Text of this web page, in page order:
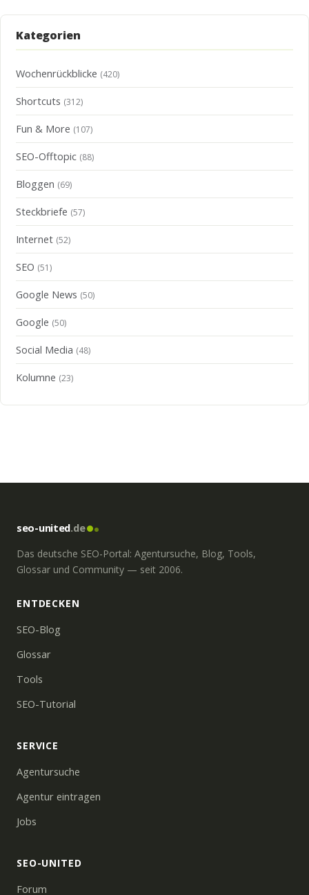
Kategorien
Wochenrückblicke (420)
Shortcuts (312)
Fun & More (107)
SEO-Offtopic (88)
Bloggen (69)
Steckbriefe (57)
Internet (52)
SEO (51)
Google News (50)
Google (50)
Social Media (48)
Kolumne (23)
seo-united.de
Das deutsche SEO-Portal: Agentursuche, Blog, Tools,
Glossar und Community — seit 2006.
ENTDECKEN
SEO-Blog
Glossar
Tools
SEO-Tutorial
SERVICE
Agentursuche
Agentur eintragen
Jobs
SEO-UNITED
Forum